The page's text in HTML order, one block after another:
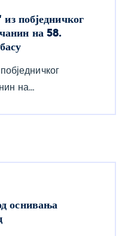
побједничког
на 58.
на…
оснивања